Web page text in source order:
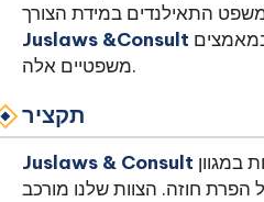
Juslaws &Consult
משפטיים אלה.
תקציר
Juslaws & Consult
חוזה. הצוות שלנו מורכב